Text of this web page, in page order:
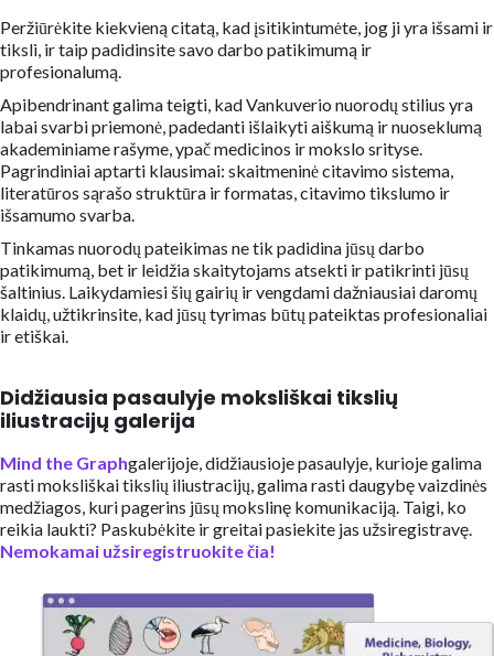
Peržiūrėkite kiekvieną citatą, kad įsitikintumėte, jog ji yra išsami ir
tiksli, ir taip padidinsite savo darbo patikimumą ir
profesionalumą.
Apibendrinant galima teigti, kad Vankuverio nuorodų stilius yra
labai svarbi priemonė, padedanti išlaikyti aiškumą ir nuoseklumą
akademiniame rašyme, ypač medicinos ir mokslo srityse.
Pagrindiniai aptarti klausimai: skaitmeninė citavimo sistema,
literatūros sąrašo struktūra ir formatas, citavimo tikslumo ir
išsamumo svarba.
Tinkamas nuorodų pateikimas ne tik padidina jūsų darbo
patikimumą, bet ir leidžia skaitytojams atsekti ir patikrinti jūsų
šaltinius. Laikydamiesi šių gairių ir vengdami dažniausiai daromų
klaidų, užtikrinsite, kad jūsų tyrimas būtų pateiktas profesionaliai
ir etiškai.
Didžiausia pasaulyje moksliškai tikslių
iliustracijų galerija
Mind the Graphgalerijoje, didžiausioje pasaulyje, kurioje galima
rasti moksliškai tikslių iliustracijų, galima rasti daugybę vaizdinės
medžiagos, kuri pagerins jūsų mokslinę komunikaciją. Taigi, ko
reikia laukti? Paskubėkite ir greitai pasiekite jas užsiregistravę.
Nemokamai užsiregistruokite čia!